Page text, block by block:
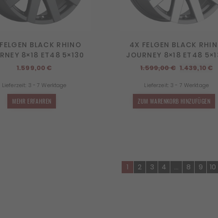
BLACK RHINO
8×18 ET48 5×130
1.599,00€
Lieferzeit: 3 - 7 Werktage
MEHR ERFAHREN
4X FELGEN BLACK
JOURNEY 8×18 ET48
1.599,00€
war:
1.599,00 €
1.439,10€
Lieferzeit: 3 - 7 Werktage
ZUM WARENKORB HINZUFÜGEN
1 2 3 4 … 8 9 10